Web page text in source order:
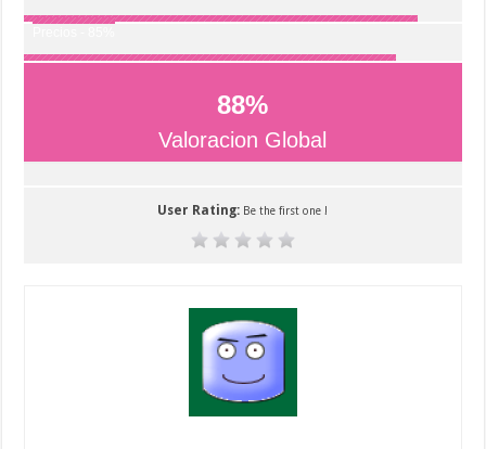
88%
Valoracion Global
User Rating: Be the first one !